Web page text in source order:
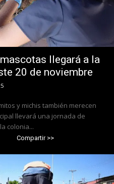
llegará a la
20 de noviembre
y michis también merecen
llevará una jornada de
colonia...
Compartir >>